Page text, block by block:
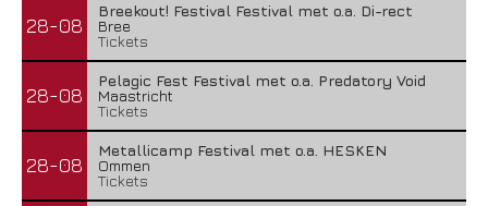
28-08
Breekout! Festival Festival met o.a. Di-rect
Bree
Tickets
28-08
Pelagic Fest Festival met o.a. Predatory Void
Maastricht
Tickets
28-08
Metallicamp Festival met o.a. HESKEN
Ommen
Tickets